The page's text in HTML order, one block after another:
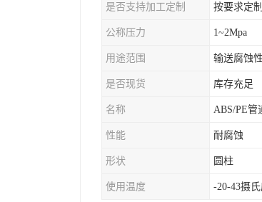
是否支持加工定制 按要求定制
公称压力 1~2Mpa
用途范围 输送腐蚀
是否现货 库存充足
名称 ABS/PE管
性能 耐腐蚀
形状 圆柱
使用温度 -20-43摄